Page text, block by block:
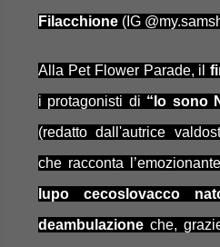
Filacchione (IG
Alla Pet Flower Parade, il
i protagonisti di “Io sono
(redatto dall'autrice
che racconta
lupo cecoslovacco
deambulazioneche,